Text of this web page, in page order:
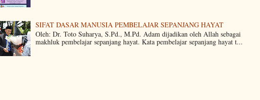
SIFAT DASAR MANUSIA PEMBELAJAR SEPANJANG HAYAT
Oleh: Dr. Toto Suharya, S.Pd., M.Pd. Adam dijadikan oleh Allah sebagai
makhluk pembelajar sepanjang hayat. Kata pembelajar sepanjang hayat t...